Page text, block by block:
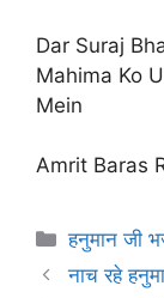
Dar Suraj
Mahima Ko
Mein
Amrit Baras
हनुमान जी
नाच रहे